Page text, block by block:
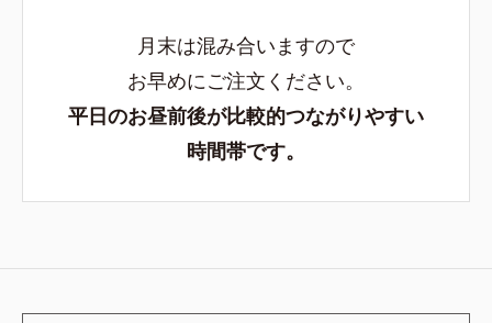
月末は混み合いますので
お早めにご注文ください。
平日のお昼前後が比較的つながりやすい
時間帯です。